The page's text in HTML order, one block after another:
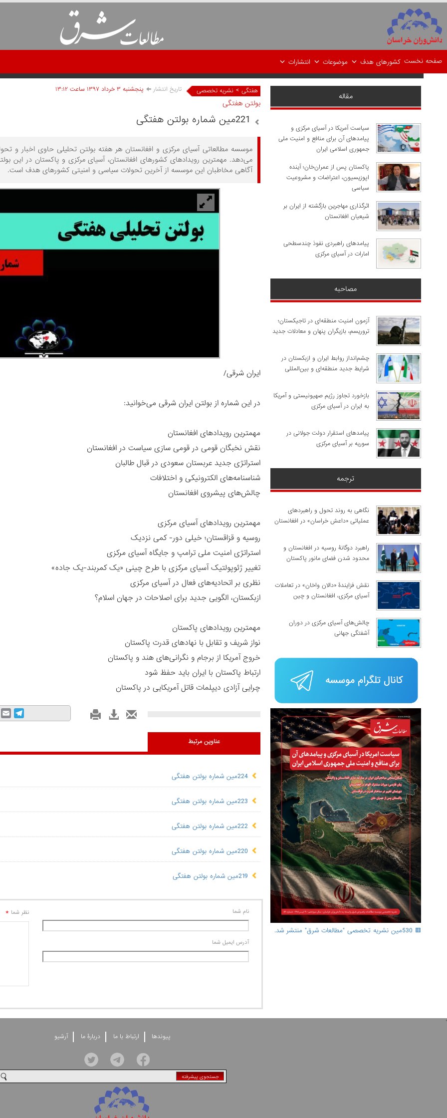
صفحه نخست کشورهای هدف موضوعات انتشارات
هفتگی > نشریه تخصصی تاریخ انتشار پنجشنبه ۳ خرداد ۱۳۹۷ ساعت ۱۳:۱۲
بولتن هفتگی
221مین شماره بولتن هفتگی
موسسه مطالعاتی آسیای مرکزی و افغانستان هر هفته بولتن تحلیلی حاوی اخبار و
می‌دهد. مهمترین رویدادهای کشورهای افغانستان، آسیای مرکزی و پاکستان در این
آگاهی مخاطبان این موسسه از آخرین تحولات سیاسی و امنیتی کشورهای هدف است.
ایران شرقی/
در این شماره از بولتن ایران شرقی می‌خوانید:
مهمترین رویدادهای افغانستان
نقش نخبگان قومی در قومی سازی سیاست در افغانستان
استراتژی جدید عربستان سعودی در قبال طالبان
شناسنامه‌های الکترونیکی و اختلافات
چالش‌های پیشروی افغانستان ‏
مهمترین رویدادهای آسیای مرکزی
روسیه و قزاقستان؛ خیلی دور- کمی نزدیک
استراتژی امنیت ملی ترامپ و جایگاه آسیای مرکزی
تغییر ژئوپولتیک آسیای مرکزی با طرح چینی «یک کمربند-یک جاده»‏
نظری بر اتحادیه‌های فعال در آسیای مرکزی
ازبکستان، الگویی جدید برای اصلاحات در جهان اسلام؟
مهمترین رویدادهای پاکستان
نواز شریف و تقابل با نهادهای قدرت پاکستان
خروج آمریکا از برجام و نگرانی‌های هند و پاکستان
ارتباط پاکستان با ایران باید حفظ شود
چرایی آزادی دیپلمات قاتل آمریکایی در پاکستان
عناوین مرتبط
224مین شماره بولتن هفتگی
223مین شماره بولتن هفتگی
222مین شماره بولتن هفتگی
220مین شماره بولتن هفتگی
219مین شماره بولتن هفتگی
نام شما
آدرس ايميل شما
نظر شما *
مقاله
سیاست آمریکا در آسیای مرکزی و
پیامدهای آن برای منافع و امنیت ملی
جمهوری اسلامی ایران
پاکستان پس از عمران‌خان؛ آینده
اپوزیسیون، اعتراضات و مشروعیت
سیاسی
اثرگذاری مهاجرین بازگشته از ایران بر
شیعیان افغانستان
پیامدهای راهبردی نفوذ چندسطحی
امارات در آسیای مرکزی
مصاحبه
آزمون امنیت منطقه‌ای در تاجیکستان؛
تروریسم، بازیگران پنهان و معادلات جدید
چشم‌انداز روابط ایران و ازبکستان در
شرایط جدید منطقه‌ای و بین‌المللی
​بازخورد تجاوز رژیم صهیونیستی و آمریکا
به ایران در آسیای مرکزی
پیامدهای استقرار دولت جولانی در
سوریه بر آسیای مرکزی
ترجمه
نگاهی به روند تحول و راهبردهای
عملیاتی «داعش خراسان» در افغانستان
راهبرد دوگانۀ روسیه در افغانستان و
محدود شدن فضای مانور پاکستان
نقش فزایندۀ «دالان واخان» در تعاملات
آسیای مرکزی، افغانستان و چین
چالش‌های آسیای مرکزی در دوران
آشفتگی جهانی
🟥 530مین نشریه تخصصی "مطالعات شرق" منتشر شد.
'
پيوندها ارتباط با ما دربارۀ ما آرشيو
جستجوی پيشرفته